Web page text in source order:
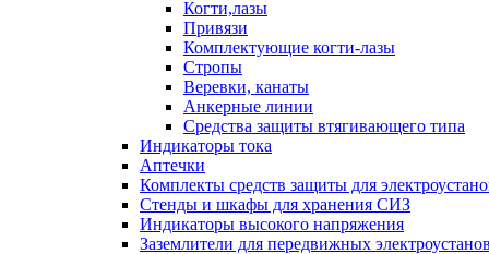
Когти,лазы
Привязи
Комплектующие когти-лазы
Стропы
Веревки, канаты
Анкерные линии
Средства защиты втягивающего типа
Индикаторы тока
Аптечки
Комплекты средств защиты для
Стенды и шкафы для хранения СИЗ
Индикаторы высокого напряжения
Заземлители для передвижных